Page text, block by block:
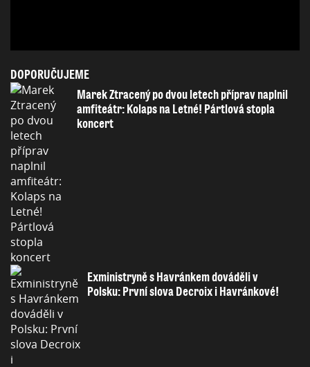
DOPORUČUJEME
Marek Ztracený po dvou letech příprav naplnil
amfiteátr: Kolaps na Letné! Pártlová stopla
koncert
Exministryně s Havránkem dováděli v
Polsku: První slova Decroix i Havránkové!